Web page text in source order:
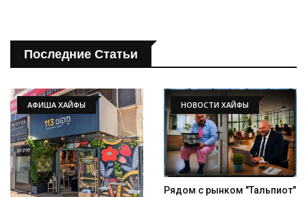
Последние Статьи
АФИША ХАЙФЫ НОВОСТИ ХАЙФЫ
Рядом с рынком "Тальпиот"